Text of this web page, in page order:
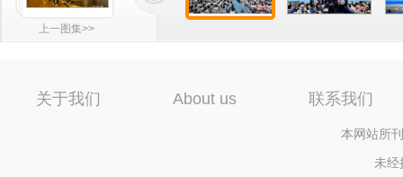
上一图集>>
关于我们 About us 联系我们
本网站所
未经